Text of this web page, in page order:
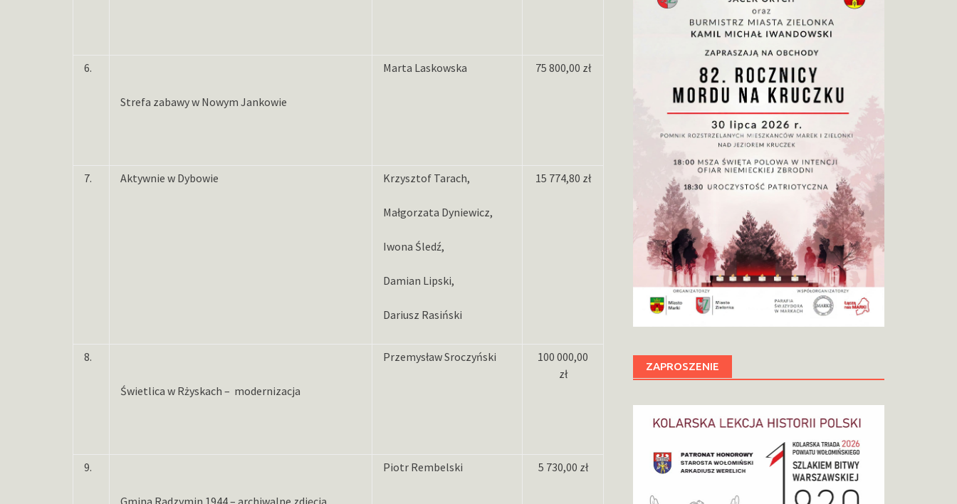
6.
Strefa zabawy w Nowym Jankowie
Marta Laskowska 75 800,00 zł
7. Aktywnie w Dybowie Krzysztof Tarach,
Małgorzata Dyniewicz,
Iwona Śledź,
Damian Lipski,
Dariusz Rasiński
15 774,80 zł
8.
Świetlica w Rżyskach – modernizacja
Przemysław Sroczyński
100 000,00
zł
9. Piotr Rembelski 5 730,00 zł
ZAPROSZENIE